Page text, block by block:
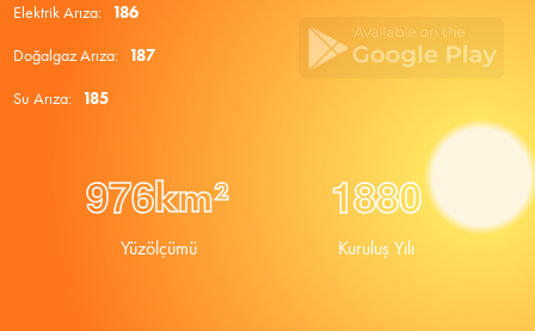
Elektrik Arıza: 186
Doğalgaz Arıza: 187
Su Arıza: 185
976km²
Yüzölçümü
1880
Kuruluş Yılı